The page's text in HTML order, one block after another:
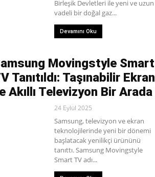
Birleşik Devletleri ile yeni ve uzun
vadeli bir doğal gaz...
Devamını Oku
Movingstyle Smart
Tanıtıldı: Taşınabilir Ekran
Akıllı Televizyon Bir Arada
24 Eylül 2025
Samsung, televizyon ve ekran
teknolojilerinde yeni bir dönemi
başlatacak yenilikçi ürününü
tanıttı. Samsung Movingstyle
Smart TV adı...